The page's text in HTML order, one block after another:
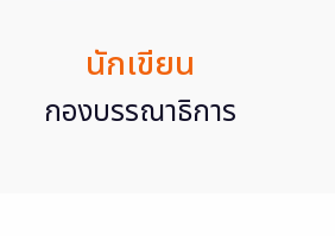
นักเขียน
กองบรรณาธิการ